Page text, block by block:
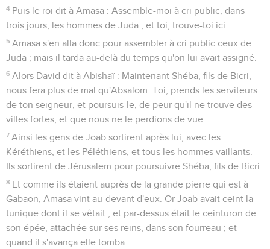
4 Puis le roi dit à Amasa : Assemble-moi à cri public, dans
trois jours, les hommes de Juda ; et toi, trouve-toi ici.
5 Amasa s'en alla donc pour assembler à cri public ceux de
Juda ; mais il tarda au-delà du temps qu'on lui avait assigné.
6 Alors David dit à Abishaï : Maintenant Shéba, fils de Bicri,
nous fera plus de mal qu'Absalom. Toi, prends les serviteurs
de ton seigneur, et poursuis-le, de peur qu'il ne trouve des
villes fortes, et que nous ne le perdions de vue.
7 Ainsi les gens de Joab sortirent après lui, avec les
Kéréthiens, et les Péléthiens, et tous les hommes vaillants.
Ils sortirent de Jérusalem pour poursuivre Shéba, fils de Bicri.
8 Et comme ils étaient auprès de la grande pierre qui est à
Gabaon, Amasa vint au-devant d'eux. Or Joab avait ceint la
tunique dont il se vêtait ; et par-dessus était le ceinturon de
son épée, attachée sur ses reins, dans son fourreau ; et
quand il s'avança elle tomba.